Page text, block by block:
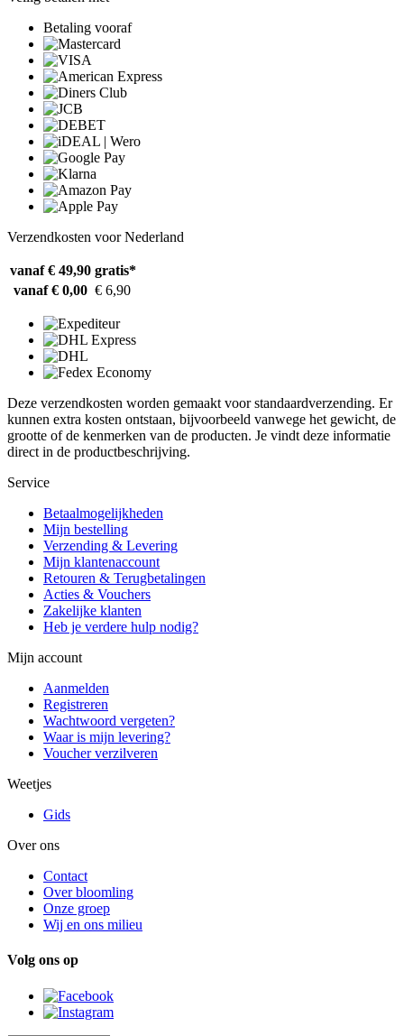
Betaling vooraf
Verzendkosten voor Nederland
vanaf € 49,90 gratis*
vanaf € 0,00 € 6,90
Deze verzendkosten worden gemaakt voor standaardverzending. Er
kunnen extra kosten ontstaan, bijvoorbeeld vanwege het gewicht, de
grootte of de kenmerken van de producten. Je vindt deze informatie
direct in de productbeschrijving.
Service
Betaalmogelijkheden
Mijn bestelling
Verzending & Levering
Mijn klantenaccount
Retouren & Terugbetalingen
Acties & Vouchers
Zakelijke klanten
Heb je verdere hulp nodig?
Mijn account
Aanmelden
Registreren
Wachtwoord vergeten?
Waar is mijn levering?
Voucher verzilveren
Weetjes
Gids
Over ons
Contact
Over bloomling
Onze groep
Wij en ons milieu
Volg ons op